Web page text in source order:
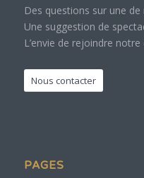
Des questions sur une
Une suggestion de
L’envie de rejoindre
Nous contacter
PAGES